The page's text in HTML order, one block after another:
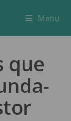
Menu
que